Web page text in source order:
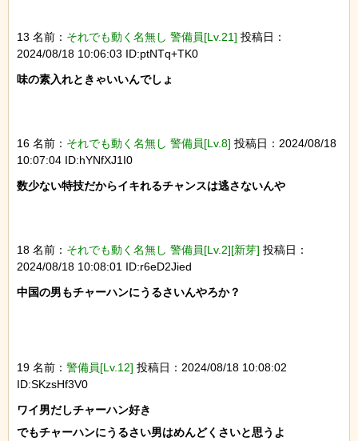
13 名前： それでも動く名無し 警備員[Lv.21] 投稿日：
2024/08/18 10:06:03 ID:ptNTq+TK0
味の素入れときゃいいんでしょ
16 名前： それでも動く名無し 警備員[Lv.8] 投稿日：2024/08/18
10:07:04 ID:hYNfXJ1I0
数少ない特技だからイキれるチャンスは逃さないんや
18 名前： それでも動く名無し 警備員[Lv.2][新芽] 投稿日：
2024/08/18 10:08:01 ID:r6eD2Jied
中国の男もチャーハンにうるさいんやろか？
19 名前： 警備員[Lv.12] 投稿日：2024/08/18 10:08:02
ID:SKzsHf3V0
ワイ男だしチャーハン好き
でもチャーハンにうるさい男はめんどくさいと思うよ